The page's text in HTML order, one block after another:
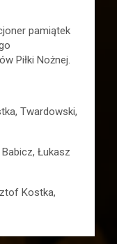
pamiątek
Piłki Nożnej.
Twardowski,
Łukasz
Kostka,